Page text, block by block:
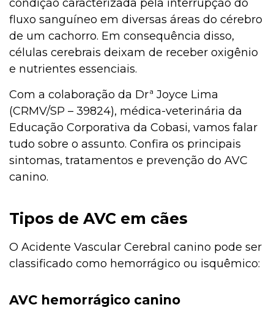
condição caracterizada pela interrupção do
fluxo sanguíneo em diversas áreas do cérebro
de um cachorro. Em consequência disso,
células cerebrais deixam de receber oxigênio
e nutrientes essenciais.
Com a colaboração da Drª Joyce Lima
(CRMV/SP – 39824), médica-veterinária da
Educação Corporativa da Cobasi, vamos falar
tudo sobre o assunto. Confira os principais
sintomas, tratamentos e prevenção do AVC
canino.
Tipos de AVC em cães
O Acidente Vascular Cerebral canino pode ser
classificado como hemorrágico ou isquêmico:
AVC hemorrágico canino